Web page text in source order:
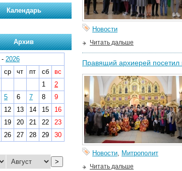
Новости
Читать дальше
Правящий архиерей
Новости, Митрополит
Читать дальше
Календарь
Архив
- 2026
ср чт пт сб
вс
1
2
5 6 7 8
9
12 13 14 15
16
19 20 21 22
23
26 27 28 29
30
>